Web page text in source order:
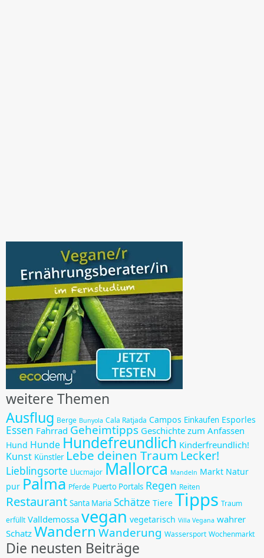
weitere Themen
Ausflug Berge Bunyola Cala Ratjada Campos Einkaufen Esporles
Essen Fahrrad Geheimtipps Geschichte zum Anfassen
Hund Hunde Hundefreundlich Kinderfreundlich!
Kunst Künstler Lebe deinen Traum Lecker!
Lieblingsorte Llucmajor Mallorca Mandeln Markt Natur
pur Palma Pferde Puerto Portals Regen Reiten
Restaurant Santa Maria Schätze Tiere Tipps Traum
erfüllt Valldemossa vegan vegetarisch Villa Vegana wahrer
Schatz Wandern Wanderung Wassersport Wochenmarkt
Die neusten Beiträge